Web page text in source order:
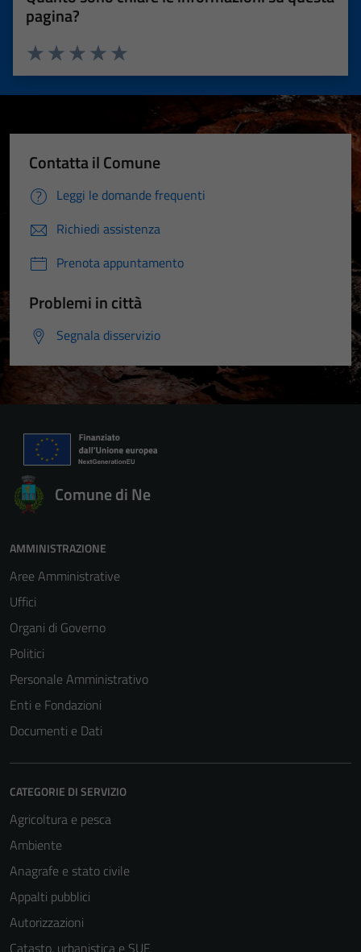
pagina?
Valuta 5 stelle su 5
Valuta 4 stelle su 5
Valuta 3 stelle su 5
Valuta 2 stelle su 5
Valuta 1 stelle su 5
Contatta il Comune
Leggi le domande frequenti
Richiedi assistenza
Prenota appuntamento
Problemi in città
Segnala disservizio
Comune di Ne
AMMINISTRAZIONE
Aree Amministrative
Uffici
Organi di Governo
Politici
Personale Amministrativo
Enti e Fondazioni
Documenti e Dati
CATEGORIE DI SERVIZIO
Agricoltura e pesca
Ambiente
Anagrafe e stato civile
Appalti pubblici
Autorizzazioni
Catasto, urbanistica e SUE